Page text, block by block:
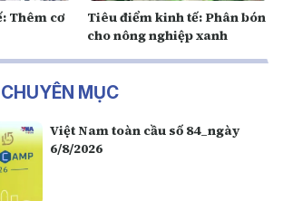
Thêm cơ
Tiêu điểm kinh tế: Phân bón
cho nông nghiệp xanh
MỤC
Việt Nam toàn cầu số 84_ngày
6/8/2026